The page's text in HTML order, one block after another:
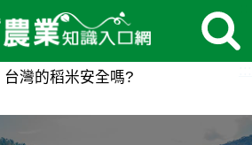
安全嗎? - 農業知
台灣的稻米安全嗎?